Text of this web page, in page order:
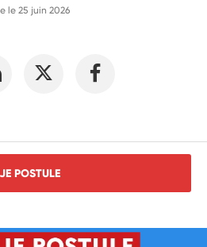
le25 juin 2026
JE POSTULE